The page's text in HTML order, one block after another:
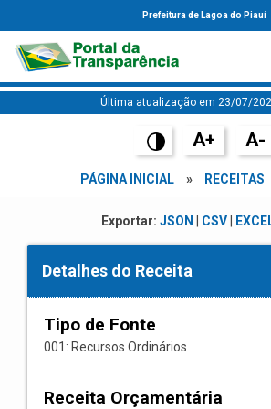
Prefeitura de Lagoa do Piauí
Última atualização em 23/07/
A+ A-
PÁGINA INICIAL » RECEITAS
Exportar: JSON CSV|
Detalhes do Receita
Tipo de Fonte
001: Recursos Ordinários
Receita Orçamentária